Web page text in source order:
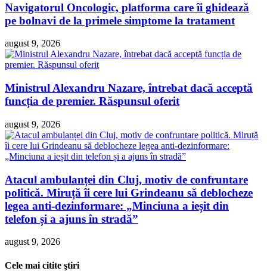
Navigatorul Oncologic, platforma care îi ghidează
pe bolnavi de la primele simptome la tratament
august 9, 2026
Ministrul Alexandru Nazare, întrebat dacă acceptă
funcția de premier. Răspunsul oferit
august 9, 2026
Atacul ambulanței din Cluj, motiv de confruntare
politică. Miruță îi cere lui Grindeanu să deblocheze
legea anti-dezinformare: „Minciuna a ieșit din
telefon și a ajuns în stradă”
august 9, 2026
Cele mai citite ştiri